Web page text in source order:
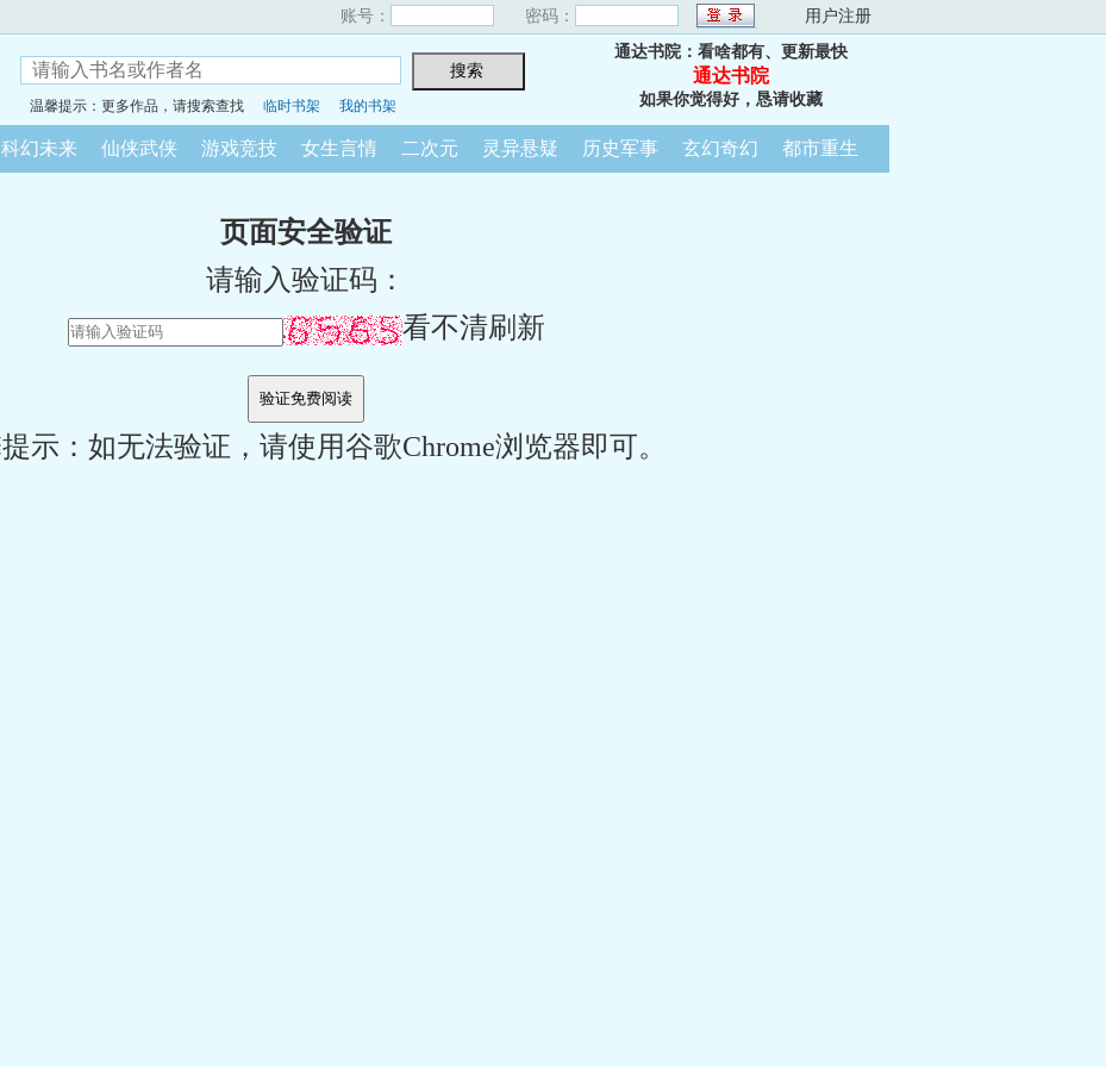
账号： 密码： 用户注册
温馨提示：更多作品，请搜索查找 临时书架 我的书架
通达书院：看啥都有、更新最快
通达书院
如果你觉得好，恳请收藏
科幻未来 仙侠武侠 游戏竞技 女生言情 二次元 灵异悬疑 历史军事 玄幻奇幻 都市重生
页面安全验证
请输入验证码：
看不清刷新
示：如无法验证，请使用谷歌Chrome浏览器即可。